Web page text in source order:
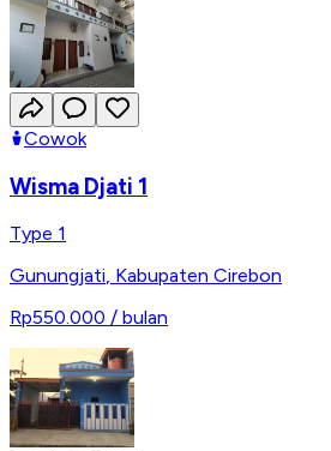
Cowok
Wisma Djati 1
Type 1
Gunungjati, Kabupaten Cirebon
Rp550.000 / bulan